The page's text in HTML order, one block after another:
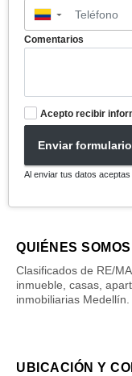
▼
Comentarios
Acepto recibir
Enviar formulario
Al enviar tus datos aceptas
QUIÉNES SOMOS
Clasificados de RE/
inmueble, casas,
inmobiliarias Medellín.
UBICACIÓN Y